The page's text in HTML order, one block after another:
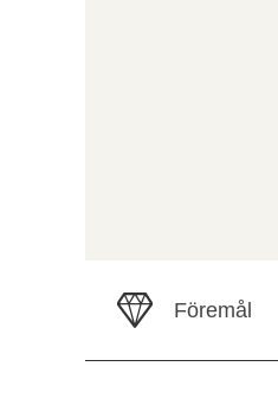
Föremål